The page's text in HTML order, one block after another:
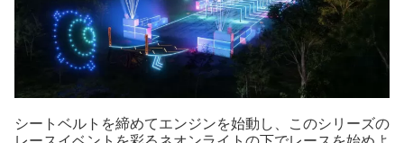
シートベルトを締めてエンジンを始動し、このシリーズの